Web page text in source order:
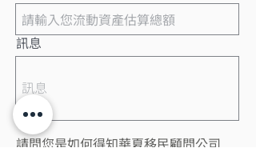
訊息
請問您是如何得知華夏移民顧問公司